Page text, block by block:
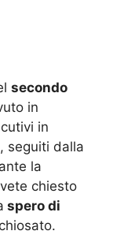
secondo
in
in
seguiti dalla
la
chiesto
spero di